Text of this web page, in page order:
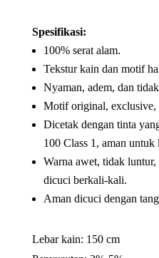
Spesifikasi:
100% serat alam.
Tekstur kain dan motif
Nyaman, adem, dan
Motif original, exclusive,
Dicetak dengan tinta
100 Class 1, aman
Warna awet, tidak
dicuci berkali-kali.
Aman dicuci dengan
Lebar kain: 150 cm